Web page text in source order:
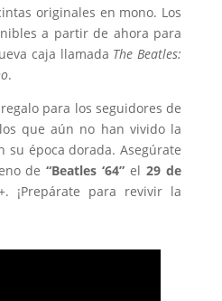
originales en mono. Los
a partir de ahora para
caja llamada The Beatles:
.
para los seguidores de
que aún no han vivido la
su época dorada. Asegúrate
de“Beatles ‘64” el29 de
¡Prepárate para revivir la